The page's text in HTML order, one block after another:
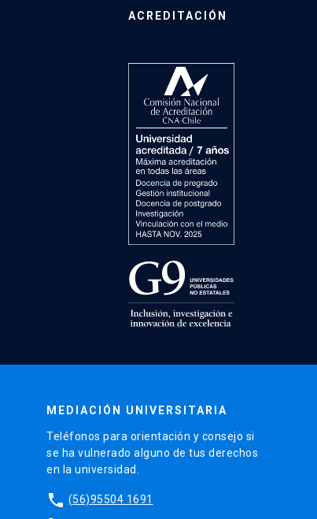
ACREDITACIÓN
MEDIACIÓN UNIVERSITARIA
Teléfonos para orientación y consejo si
se ha vulnerado alguno de tus derechos
en la universidad.
phone (56)95504 1691